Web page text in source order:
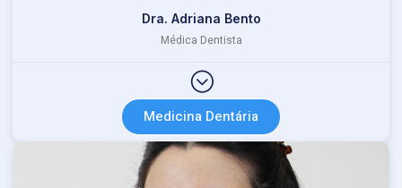
Dra. Adriana Bento
Médica Dentista
Medicina Dentária